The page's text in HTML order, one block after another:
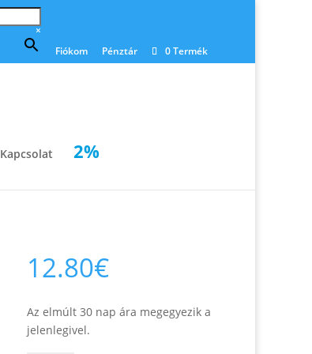
×
Fiókom
Pénztár 0 Termék
Kapcsolat 2%
12.80€
Az elmúlt 30 nap ára megegyezik a
jelenlegivel.